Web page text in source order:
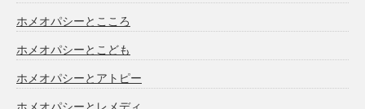
ホメオパシーとこころ
ホメオパシーとこども
ホメオパシーとアトピー
ホメオパシーとレメディ